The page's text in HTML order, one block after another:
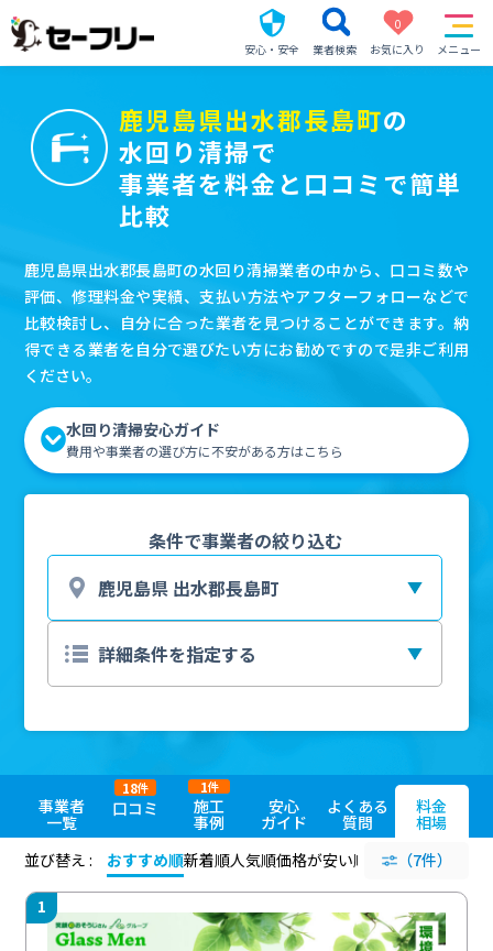
安心・安全 業者検索
0
お気に入り
メニュー
鹿児島県出水郡長島町の
水回り清掃で
事業者を料金と口コミで簡単
比較
鹿児島県出水郡長島町の水回り清掃業者の中から、口コミ数や
評価、修理料金や実績、支払い方法やアフターフォローなどで
比較検討し、自分に合った業者を見つけることができます。納
得できる業者を自分で選びたい方にお勧めですので是非ご利用
ください。
水回り清掃安心ガイド
費用や事業者の選び方に不安がある方はこちら
条件で事業者の絞り込む
事業者
一覧
口コミ
18件
施工
事例
1件
安心
ガイド
よくある
質問
料金
相場
並び替え :
おすすめ順新着順人気順価格が安い順 評価が高い順
（7件）
1